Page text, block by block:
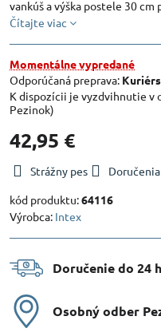
vankúš a výška postele 30
Čítajte viac
Momentálne vypredané
Pezinok)
42,95 €
Strážny pes
Doručenia
kód produktu:64116
Výrobca: Intex
Doručenie do 24
Osobný odber